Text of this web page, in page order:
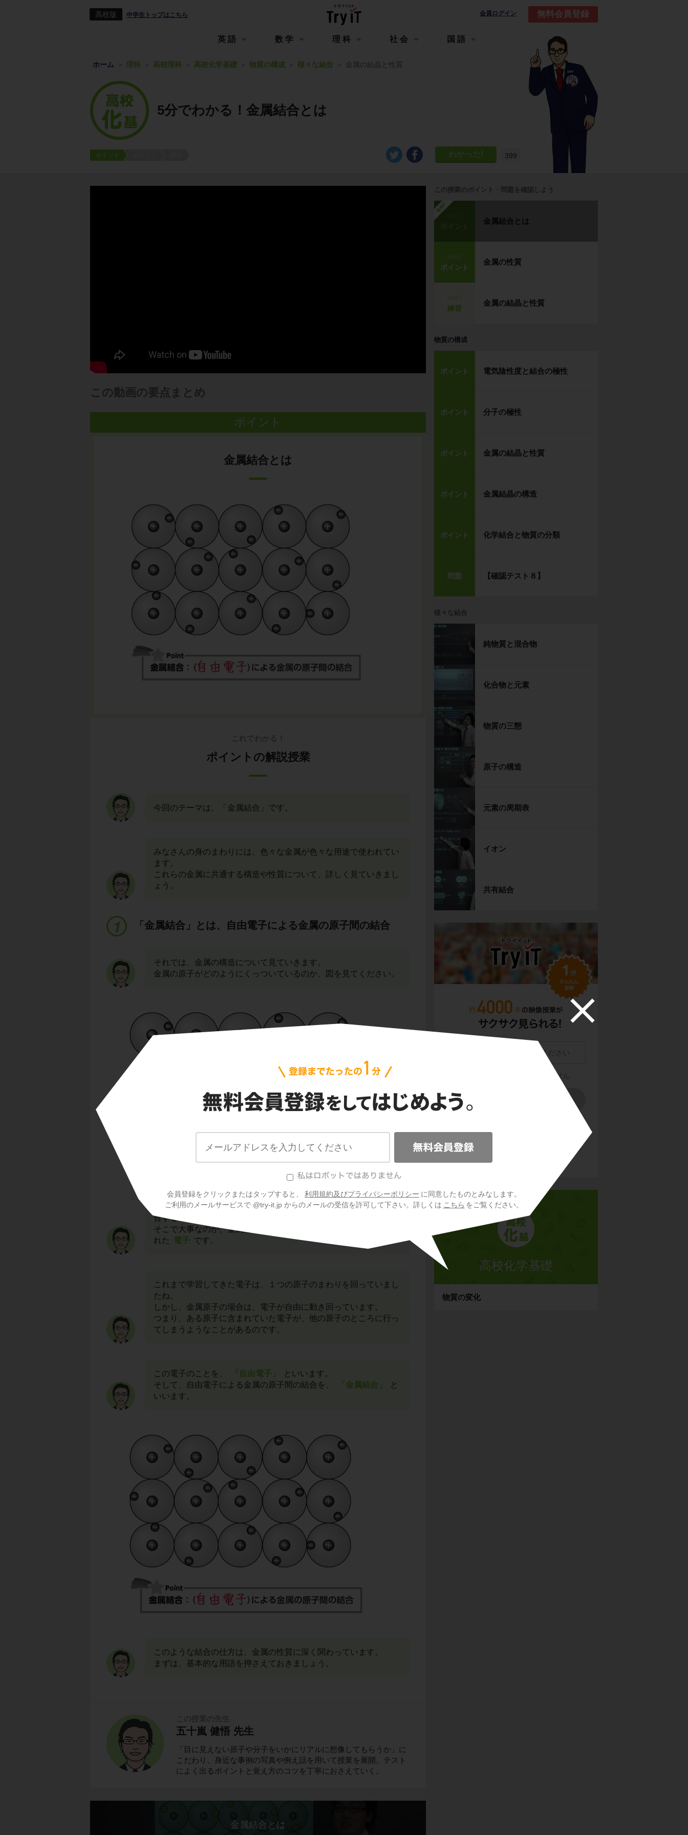
高校版 中学生トップはこちら 会員ログイン 無料会員登録
会員登録をクリックまたはタップすると、 利用規約及びプライバシーポリシー に同意したものとみなします。
ご利用のメールサービスで @try-it.jp からのメールの受信を許可して下さい。詳しくは こちら をご覧ください。
英語 数学 理科 社会 国語
ホーム 理科 高校理科 高校化学基礎 物質の構成 様々な結合 金属の結晶と性質
5分でわかる！金属結合とは
ポイント 399
この動画の要点まとめ
ポイント
金属結合とは
これでわかる！
ポイントの解説授業
今回のテーマは、「金属結合」です。
みなさんの身のまわりには、色々な金属が色々な用途で使われてい
ます。
これらの金属に共通する構造や性質について、詳しく見ていきまし
ょう。
「金属結合」とは、自由電子による金属の原子間の結合
それでは、金属の構造について見ていきます。
金属の原子がどのようにくっついているのか、図を見てください。
この丸が 金属原子 を表しています。
この金属原子が結合しているわけですが、＋と＋のものだけでは結
合することはできません。
そこで大事なのが、金属原子のまわりにある、「マイナス」とかか
れた
電子 です。
これまで学習してきた電子は、１つの原子のまわりを回っていまし
たね。
しかし、金属原子の場合は、電子が自由に動き回っています。
つまり、ある原子に含まれていた電子が、他の原子のところに行っ
てしまうようなことがあるのです。
この電子のことを、 「自由電子」
といいます。
そして、自由電子による金属の原子間の結合を、
「金属結合」
と
いいます。
このような結合の仕方は、金属の性質に深く関わっています。
まずは、基本的な用語を押さえておきましょう。
この授業の先生
五十嵐 健悟 先生
「目に見えない原子や分子をいかにリアルに想像してもらうか」に
こだわり、身近な事例の写真や例え話を用いて授業を展開。テスト
によく出るポイントと覚え方のコツを丁寧におさえていく。
金属結合とは
この授業のポイント・問題を確認しよう
勉強中
ポイント
金属結合とは
step2
ポイント
金属の性質
練習
金属の結晶と性質
物質の構成
ポイント 電気陰性度と結合の極性
ポイント 分子の極性
ポイント 金属の結晶と性質
ポイント 金属結晶の構造
ポイント 化学結合と物質の分類
問題 【確認テスト８】
様々な結合
純物質と混合物
化合物と元素
物質の三態
原子の構造
元素の周期表
イオン
共有結合
プライバシーポリシー
ご利用のメールサービスで @try-it.jp からのメールの受
信を許可して下さい。詳しくは
をご覧くださ
高校化学基礎
物質の変化